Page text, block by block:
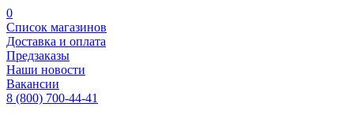
0
Список магазинов
Доставка и оплата
Предзаказы
Наши новости
Вакансии
8 (800) 700-44-41